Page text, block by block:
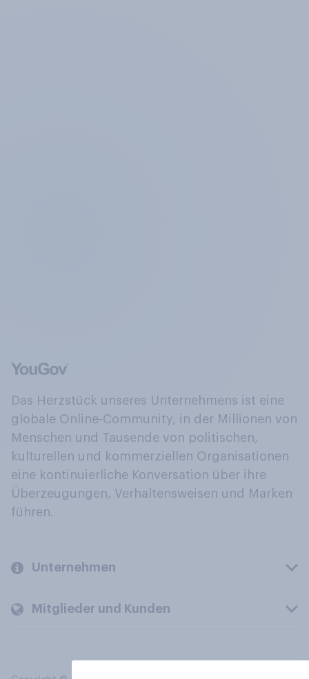
Das Herzstück unseres Unternehmens ist eine
globale Online-Community, in der Millionen von
Menschen und Tausende von politischen,
kulturellen und kommerziellen Organisationen
eine kontinuierliche Konversation über ihre
Überzeugungen, Verhaltensweisen und Marken
führen.
Unternehmen
Mitglieder und Kunden